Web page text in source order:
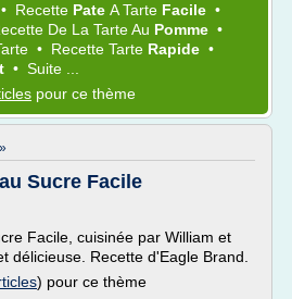
• Recette Pate ATarte Facile •
De La TarteAu Pomme •
• Recette Tarte Rapide •
• Suite ...
pour ce thème
Sucre Facile
Facile, cuisinée par William et
délicieuse. Recette d'Eagle Brand.
) pour ce thème